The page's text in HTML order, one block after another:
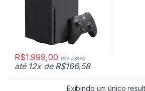
R$1.999,00 R$2.438,00
até 12x de R$166,58
Exibindo um único